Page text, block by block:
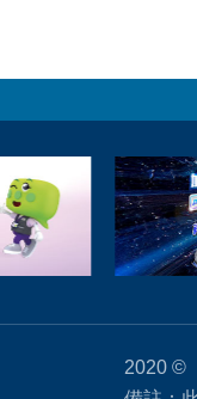
2020 ©